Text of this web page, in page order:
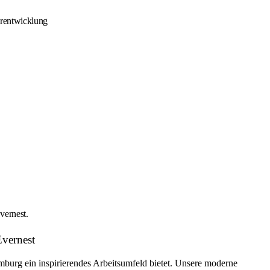
ein inspirierendes Arbeitsumfeld bietet. Unsere moderne